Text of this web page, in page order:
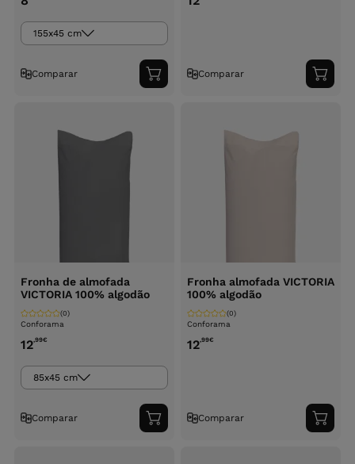
155x45 cm
Comparar
Adicionar
ao
Comparar
ao
Fronha de almofada
VICTORIA 100% algodão
Conforama
(0)
12,99€
85x45 cm
Comparar
Adicionar
ao
Fronha almofada VICTORIA
100% algodão
Conforama
(0)
12,99€
Comparar
ao